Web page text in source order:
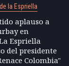
la Espriella
aplauso a
en
Espriella
del presidente
Colombia"